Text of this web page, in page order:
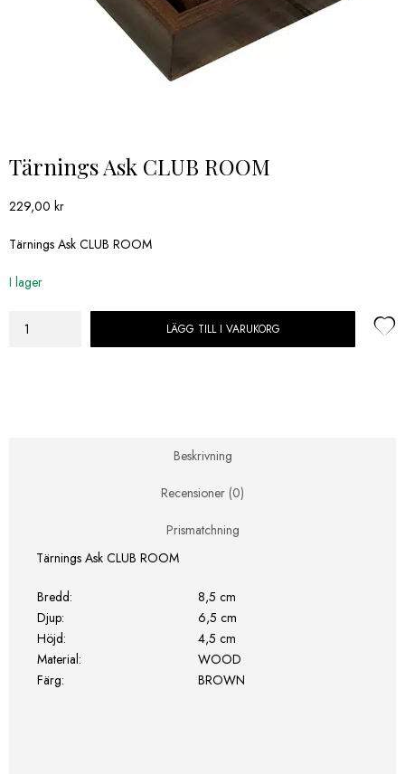
Tärnings Ask CLUB ROOM
229,00 kr
Tärnings Ask CLUB ROOM
I lager
Tärnings
LÄGG TILL I VARUKORG
Beskrivning
Recensioner (0)
Prismatchning
Tärnings Ask CLUB ROOM
Bredd:
8,5 cm
Djup:
6,5 cm
Höjd:
4,5 cm
Material:
WOOD
Färg:
BROWN